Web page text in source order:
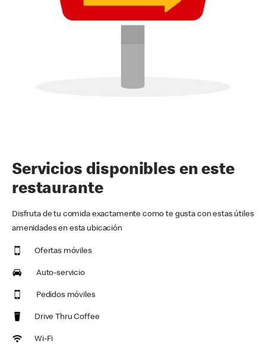
Servicios disponibles en este
restaurante
Disfruta de tu comida exactamente como te gusta con estas útiles
amenidades en esta ubicación
Ofertas móviles
Auto-servicio
Pedidos móviles
Drive Thru Coffee
Wi-Fi